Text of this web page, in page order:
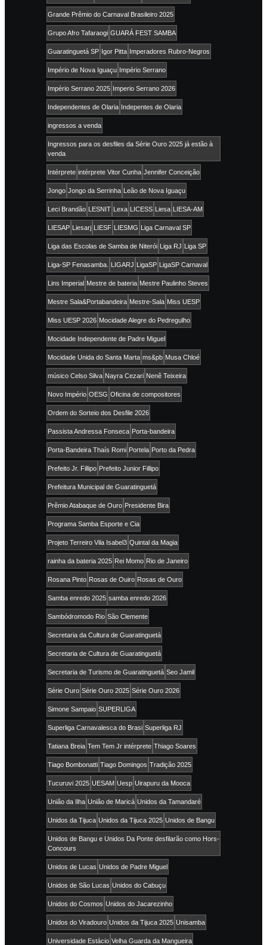
Grande Prêmio do Carnaval Brasileiro 2025
Grupo Afro Tafaraogi GUARÁ FEST SAMBA
Guaratinguetá SP Igor Pitta Imperadores Rubro-Negros
Império de Nova Iguaçu Império Serrano
Império Serrano 2025 Imperio Serrano 2026
Independentes de Olaria Indepentes de Olaria
ingressos a venda
Ingressos para os desfiles da Série Ouro 2025 já estão à
venda
Intérprete intérprete Vitor Cunha Jennifer Conceição
Jongo Jongo da Serrinha Leão de Nova Iguaçu
Leci Brandão LESNIT Lexa LICESS Liesa LIESA-AM
LIESAP Liesarj LIESF LIESMG Liga Carnaval SP
Liga das Escolas de Samba de Niterói Liga RJ Liga SP
Liga-SP Fenasamba. LIGARJ LigaSP LigaSP Carnaval
Lins Imperial Mestre de bateria Mestre Paulinho Steves
Mestre Sala&Portabandeira Mestre-Sala Miss UESP
Miss UESP 2026 Mocidade Alegre do Pedregulho
Mocidade Independente de Padre Miguel
Mocidade Unida do Santa Marta ms&pb Musa Chloé
músico Celso Silva Nayra Cezari Nenê Teixeira
Novo Império OESG Oficina de compositores
Ordem do Sorteio dos Desfile 2026
Passista Andressa Fonseca Porta-bandeira
Porta-Bandeira Thaís Romi Portela Porto da Pedra
Prefeito Jr. Fillipo Prefeito Junior Fillipo
Prefeitura Municipal de Guaratinguetá
Prêmio Atabaque de Ouro Presidente Bira
Programa Samba Esporte e Cia
Projeto Terreiro Vila Isabel3 Quintal da Magia
rainha da bateria 2025 Rei Momo Rio de Janeiro
Rosana Pinto Rosas de Ouiro Rosas de Ouro
Samba enredo 2025 samba enredo 2026
Sambódromodo Rio São Clemente
Secretaria da Cultura de Guaratinguetá
Secretaria de Cultura de Guaratinguetá
Secretaria de Turismo de Guaratinguetá Seo Jamil
Série Ouro Série Ouro 2025 Série Ouro 2026
Simone Sampaio SUPERLIGA
Superliga Carnavalesca do Brasi Superliga RJ
Tatiana Breia Tem Tem Jr intérprete Thiago Soares
Tiago Bombonatti Tiago Domingos Tradição 2025
Tucuruvi 2025 UESAM Uesp Uirapuru da Mooca
União da Ilha União de Maricá Unidos da Tamandaré
Unidos da Tijuca Unidos da Tijuca 2025 Unidos de Bangu
Unidos de Bangu e Unidos Da Ponte desfilarão como Hors-
Concours
Unidos de Lucas Unidos de Padre Miguel
Unidos de São Lucas Unidos do Cabuçu
Unidos do Cosmos Unidos do Jacarezinho
Unidos do Viradouro Unidos da Tijuca 2025 Unisamba
Universidade Estácio Velha Guarda da Mangueira